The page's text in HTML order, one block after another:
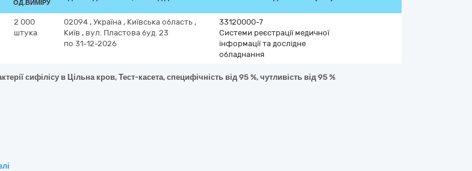
ОД.ВИМІРУ
2 000
штука
02094 , Україна , Київська область ,
Київ , вул. Пластова буд. 23
по 31-12-2026
33120000-7
Системи реєстрації медичної
інформації та дослідне
обладнання
сифілісу в Цільна кров, Тест-касета, специфічність від 95 %, чутливість від 95 %